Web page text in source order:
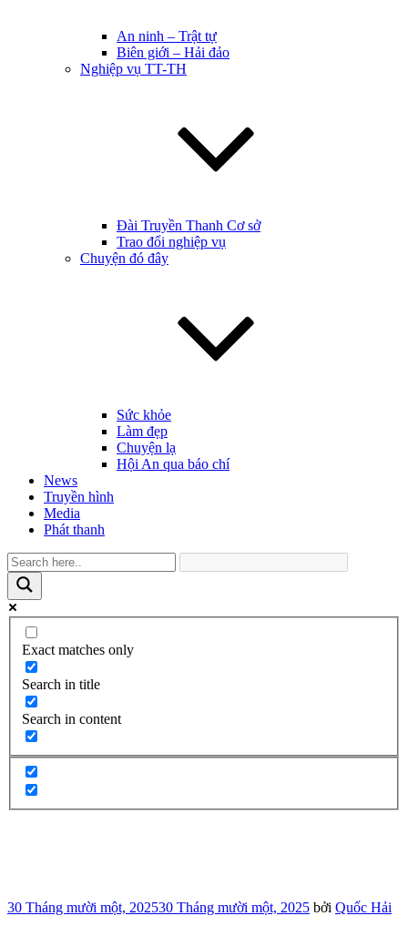
An ninh – Trật tự
Biên giới – Hải đảo
Nghiệp vụ TT-TH
Đài Truyền Thanh Cơ sở
Trao đổi nghiệp vụ
Chuyện đó đây
Sức khỏe
Làm đẹp
Chuyện lạ
Hội An qua báo chí
News
Truyền hình
Media
Phát thanh
Exact matches only
Search in title
Search in content
Đăng
30 Tháng mười một, 202530 Tháng mười một, 2025 bởi Quốc Hải